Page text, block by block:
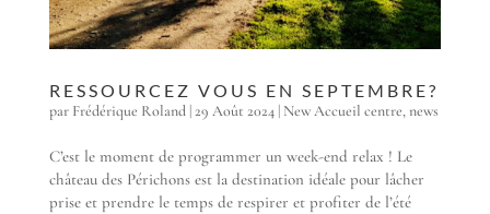
RESSOURCEZ VOUS EN SEPTEMBRE?
par Frédérique Roland|29 Août 2024| New Accueil centre,news
C’est le moment de programmer un week-end relax ! Le
château des Périchons est la destination idéale pour lâcher
prise et prendre le temps de respirer et profiter de l’été